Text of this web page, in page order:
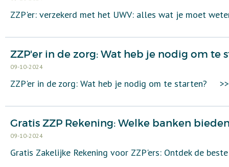
ZZP'er: verzekerd met het UWV: alles wat je moet
ZZP'er in de zorg: Wat heb je nodig om te
09-10-2024
ZZP'er in de zorg: Wat heb je nodig om te starten? >>
Gratis ZZP Rekening: Welke banken
09-10-2024
Gratis Zakelijke Rekening voor ZZP'ers: Ontdek de